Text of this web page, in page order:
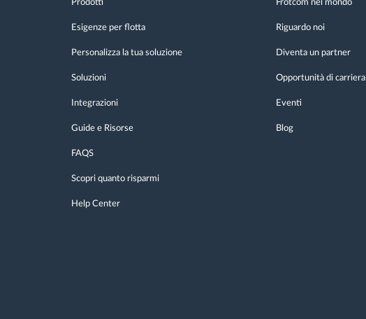
Prodotti
Esigenze per flotta
Personalizza la tua soluzione
Soluzioni
Integrazioni
Guide e Risorse
FAQS
Scopri quanto risparmi
Help Center
Frotcom nel mondo
Riguardo noi
Diventa un partner
Opportunità di carriera
Eventi
Blog